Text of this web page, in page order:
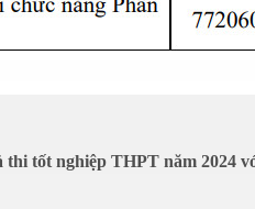
tốt nghiệp THPT năm 2024